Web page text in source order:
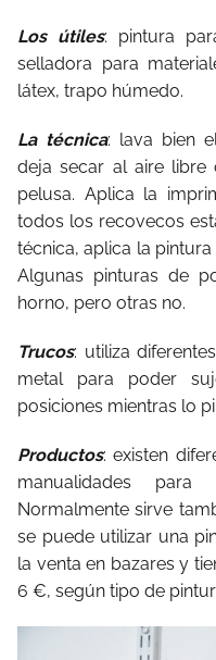
Los útiles: pintura
selladora para
látex, trapo húmedo.
La técnica: lava bien
deja secar al aire
pelusa. Aplica la
todos los recovecos
técnica, aplica la
Algunas pinturas de
horno, pero otras no.
Trucos: utiliza
metal para poder
posiciones mientras lo
Productos: existen
manualidades para
Normalmente sirve
se puede utilizar una
la venta en bazares y
6 €, según tipo de